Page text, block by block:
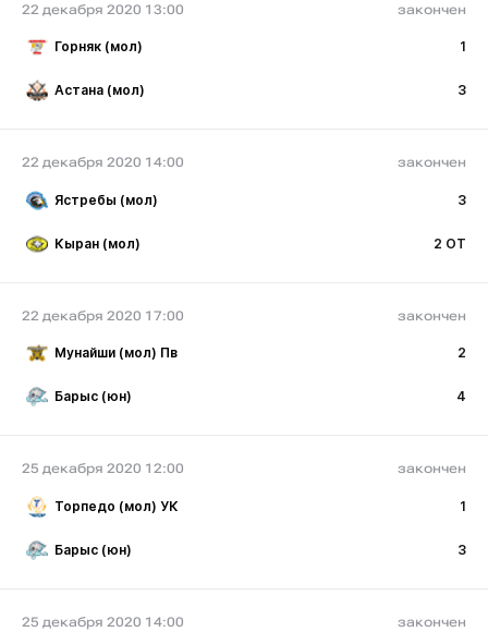
22 декабря 2020 13:00 закончен
Горняк (мол) 1
Астана (мол) 3
22 декабря 2020 14:00 закончен
Ястребы (мол) 3
Кыран (мол) 2 ОТ
22 декабря 2020 17:00 закончен
Мунайши (мол) Пв 2
Барыс (юн) 4
25 декабря 2020 12:00 закончен
Торпедо (мол) УК 1
Барыс (юн) 3
25 декабря 2020 14:00 закончен